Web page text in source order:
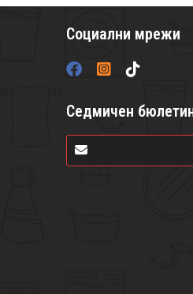
Социални мрежи
Седмичен